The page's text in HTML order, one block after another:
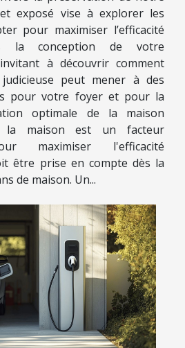
exposé vise à explorer les
pour maximiser l’efficacité
la conception de votre
à découvrir comment
peut mener à des
pour votre foyer et pour la
optimale de la maison
la maison est un facteur
maximiser l'efficacité
être prise en compte dès la
de maison. Un...